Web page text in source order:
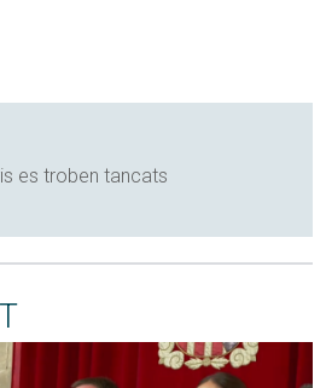
es troben tancats